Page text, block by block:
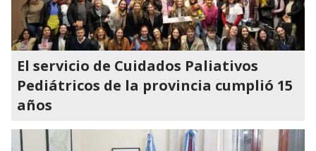
El servicio de Cuidados Paliativos
Pediátricos de la provincia cumplió 15
años